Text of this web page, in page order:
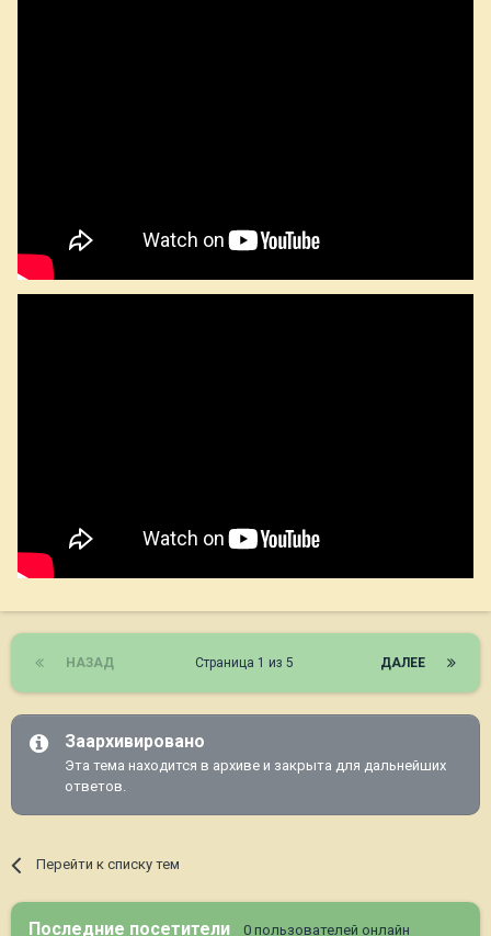
НАЗАД ДАЛЕЕ
Страница 1 из 5
Заархивировано
Эта тема находится в архиве и закрыта для дальнейших
ответов.
Перейти к списку тем
Последние посетители 0 пользователей онлайн